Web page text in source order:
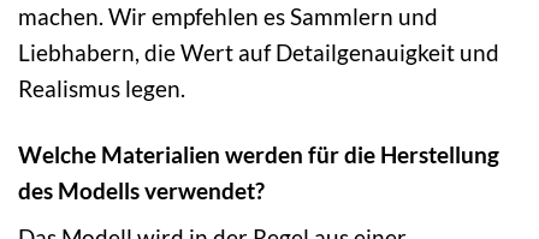
machen. Wir empfehlen es Sammlern und
Liebhabern, die Wert auf Detailgenauigkeit und
Realismus legen.
Welche Materialien werden für die Herstellung
des Modells verwendet?